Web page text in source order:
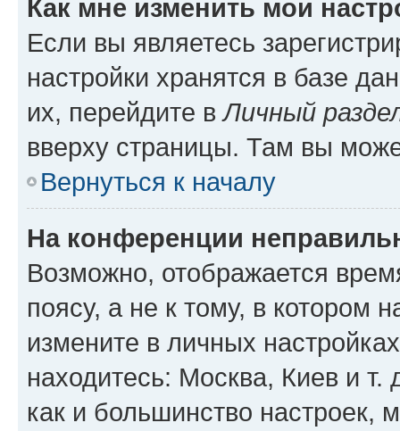
Как мне изменить мои
Если вы являетесь
настройки хранятся в базе
их, перейдите вЛичный
вверху страницы. Там вы
Вернуться к началу
На конференции
Возможно, отображается
поясу, а не к тому, в котором
измените в личных
находитесь: Москва, Киев и т.
как и большинство настроек,